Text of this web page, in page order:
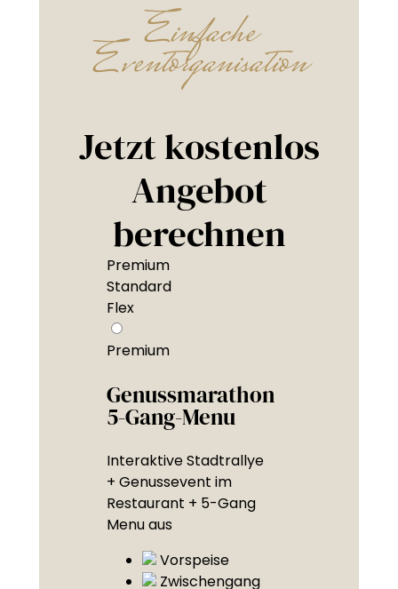
Einfache
Eventorganisation
Jetzt kostenlos
Angebot
berechnen
Premium
Standard
Flex
Premium
Genussmarathon
5-Gang-Menu
Interaktive Stadtrallye
+ Genussevent im
Restaurant + 5-Gang
Menu aus
Vorspeise
Zwischengang